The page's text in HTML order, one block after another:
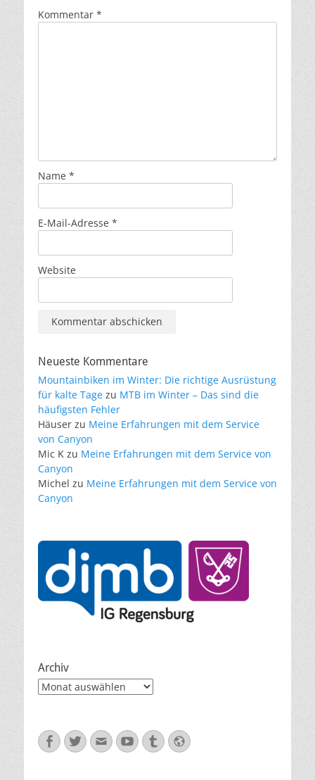
Kommentar *
Name *
E-Mail-Adresse *
Website
Neueste Kommentare
Mountainbiken im Winter: Die richtige Ausrüstung
für kalte Tage zu MTB im Winter – Das sind die
häufigsten Fehler
Häuser zu Meine Erfahrungen mit dem Service
von Canyon
Mic K zu Meine Erfahrungen mit dem Service von
Canyon
Michel zu Meine Erfahrungen mit dem Service von
Canyon
Archiv
Archiv
Facebook
Twitter
E-
Mail
YouTube
TumblrWebsite